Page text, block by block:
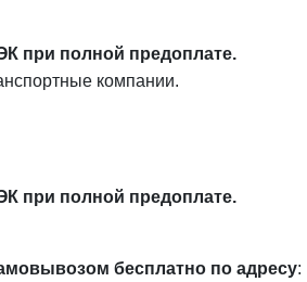
при полной предоплате.
компании.
при полной предоплате.
бесплатно по адресу: